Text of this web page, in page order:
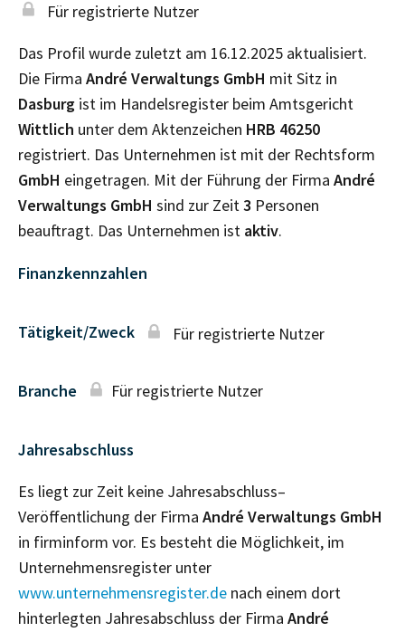
Für registrierte Nutzer
Das Profil wurde zuletzt am 16.12.2025 aktualisiert.
Die Firma André Verwaltungs GmbH mit Sitz in
Dasburg ist im Handelsregister beim Amtsgericht
Wittlich unter dem Aktenzeichen HRB 46250
registriert. Das Unternehmen ist mit der Rechtsform
GmbH eingetragen. Mit der Führung der Firma André
Verwaltungs GmbH sind zur Zeit3 Personen
beauftragt. Das Unternehmen ist aktiv.
Finanzkennzahlen
Tätigkeit/Zweck Für registrierte Nutzer
Branche Für registrierte Nutzer
Jahresabschluss
Es liegt zur Zeit keine Jahresabschluss–
Veröffentlichung der Firma André Verwaltungs GmbH
in firminform vor. Es besteht die Möglichkeit, im
Unternehmensregister unter
www.unternehmensregister.de nach einem dort
hinterlegten Jahresabschluss der Firma André